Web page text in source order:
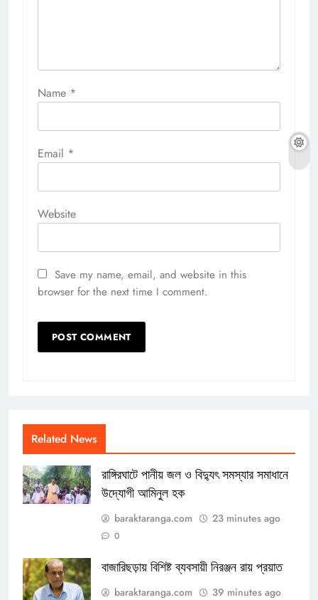
Name *
Email *
Website
Save my name, email, and website in this
browser for the next time I comment.
Related News
রাঙ্গিরঘাটে পানীয় জল ও বিদ্যুৎ সমস্যার সমাধানে
উদ্যোগী আমিনুল হক
baraktaranga.com 23 minutes ago
0
বাজারিছড়ায় বিশিষ্ট ব্যবসায়ী নিরঞ্জন রায় প্রয়াত
baraktaranga.com 39 minutes ago